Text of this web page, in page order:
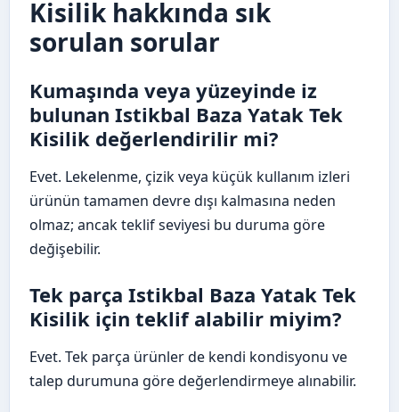
Kisilik hakkında sık
sorulan sorular
Kumaşında veya yüzeyinde iz
bulunan Istikbal Baza Yatak Tek
Kisilik değerlendirilir mi?
Evet. Lekelenme, çizik veya küçük kullanım izleri
ürünün tamamen devre dışı kalmasına neden
olmaz; ancak teklif seviyesi bu duruma göre
değişebilir.
Tek parça Istikbal Baza Yatak Tek
Kisilik için teklif alabilir miyim?
Evet. Tek parça ürünler de kendi kondisyonu ve
talep durumuna göre değerlendirmeye alınabilir.